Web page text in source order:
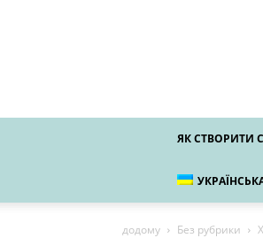
ЯК СТВОРИТИ
додому Без рубрики